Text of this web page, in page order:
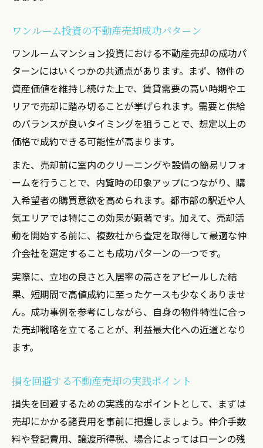
ワンルーム投資の不動産売却成功パターン
ワンルームマンション投資における不動産売却の成功パ
ターンにはいくつかの共通点があります。まず、物件の
資産価値を維持し続けた上で、賃貸需要の高い時期やエ
リアで売却に踏み切ることが挙げられます。需要と供給
のバランスが良いタイミングを狙うことで、想定以上の
価格で成約できる可能性が高まります。
また、売却前に室内のクリーニングや設備の簡易リフォ
ームを行うことで、内覧時の印象アップにつながり、購
入希望者の購買意欲を高められます。都市部の駅近や人
気エリアでは特にこの効果が顕著です。加えて、売却活
動を開始する前に、複数社から査定を取得して最適な仲
介会社を選定することも成功パターンの一つです。
実際に、立地の良さと入居率の高さをアピールした結
果、短期間で高値成約に至ったケースも少なくありませ
ん。成功事例を参考にしながら、自身の物件特性に合っ
た売却戦略を立てることが、利益最大化への近道となり
ます。
損を回避する不動産売却の実践ポイント
損失を回避するための実践的なポイントとして、まずは
売却にかかる諸費用を事前に把握しましょう。仲介手数
料や登記費用、譲渡所得税、場合によってはローンの残